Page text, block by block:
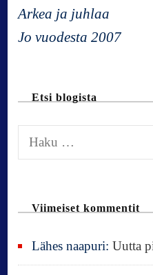
g
t
n
Arkea ja juhlaa
Jo vuodesta 2007
Etsi blogista
a
Viimeiset kommentit
Lähes naapuri:Uutta